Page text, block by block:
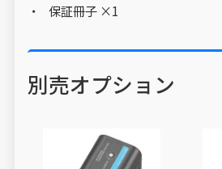
保証冊子 ×1
別売オプション